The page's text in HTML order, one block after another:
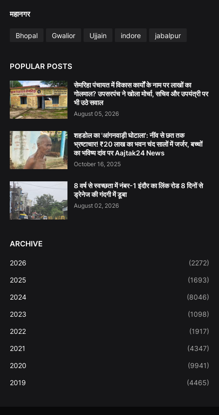
महानगर
Bhopal Gwalior Ujjain indore jabalpur
POPULAR POSTS
सेमरिहा पंचायत में विकास कार्यों के नाम पर लाखों का
गोलमाल? उपसरपंच ने खोला मोर्चा, सचिव और उपयंत्री पर
भी उठे सवाल
August 05, 2026
शहडोल का 'आंगनवाड़ी घोटाला': नींव से छत तक
भ्रष्टाचार! ₹20 लाख का भवन चंद सालों में जर्जर, बच्चों
का भविष्य दांव पर Aajtak24 News
October 16, 2025
8 वर्ष से स्वच्छता में नंबर-1 इंदौर का लिंक रोड 8 दिनों से
ड्रेनेज की गंदगी में डूबा
August 02, 2026
ARCHIVE
2026 (2272)
2025 (1693)
2024 (8046)
2023 (1098)
2022 (1917)
2021 (4347)
2020 (9941)
2019 (4465)